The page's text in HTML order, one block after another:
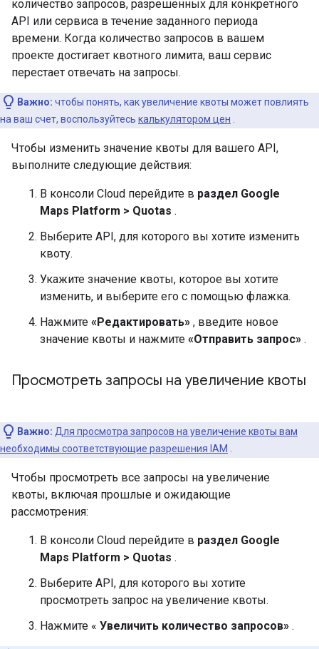
количество запросов, разрешенных для конкретного
API или сервиса в течение заданного периода
времени. Когда количество запросов в вашем
проекте достигает квотного лимита, ваш сервис
перестает отвечать на запросы.
Важно: чтобы понять, как увеличение квоты может повлиять
на ваш счет, воспользуйтесь калькулятором цен
Чтобы изменить значение квоты для вашего API,
выполните следующие действия:
В консоли Cloud перейдите в раздел Google
Maps Platform > Quotas .
Выберите API, для которого вы хотите изменить
квоту.
Укажите значение квоты, которое вы хотите
изменить, и выберите его с помощью флажка.
Нажмите «Редактировать» , введите новое
значение квоты и нажмите «Отправить запрос» .
Просмотреть запросы на увеличение квоты
Важно: Для просмотра запросов на увеличение квоты вам
необходимы соответствующие разрешения IAM
Чтобы просмотреть все запросы на увеличение
квоты, включая прошлые и ожидающие
рассмотрения:
В консоли Cloud перейдите в раздел Google
Maps Platform > Quotas .
Выберите API, для которого вы хотите
просмотреть запрос на увеличение квоты.
Нажмите « Увеличить количество запросов» .